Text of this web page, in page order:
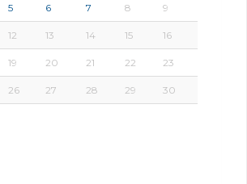
5 6 7 8 9
12 13 14 15 16
19 20 21 22 23
26 27 28 29 30